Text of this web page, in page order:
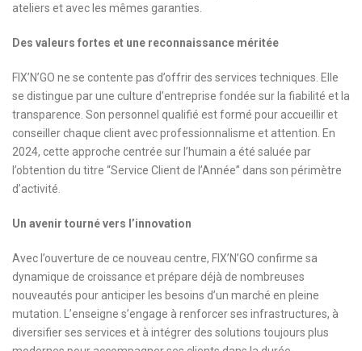
ateliers et avec les mêmes garanties.
Des valeurs fortes et une reconnaissance méritée
FIX’N’GO ne se contente pas d’offrir des services techniques. Elle
se distingue par une culture d’entreprise fondée sur la fiabilité et la
transparence. Son personnel qualifié est formé pour accueillir et
conseiller chaque client avec professionnalisme et attention. En
2024, cette approche centrée sur l’humain a été saluée par
l’obtention du titre “Service Client de l’Année” dans son périmètre
d’activité.
Un avenir tourné vers l’innovation
Avec l’ouverture de ce nouveau centre, FIX’N’GO confirme sa
dynamique de croissance et prépare déjà de nombreuses
nouveautés pour anticiper les besoins d’un marché en pleine
mutation. L’enseigne s’engage à renforcer ses infrastructures, à
diversifier ses services et à intégrer des solutions toujours plus